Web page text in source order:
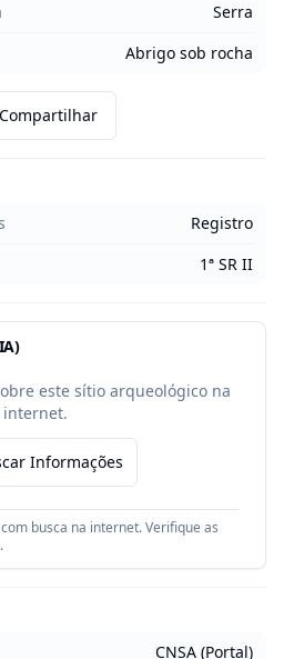
Serra
Abrigo sob rocha
Compartilhar
Registro
1ª SR II
este sítio arqueológico na
internet.
Informações
busca na internet. Verifique as
CNSA (Portal)